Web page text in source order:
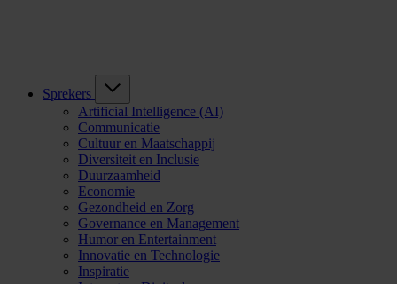
Sprekers
Artificial Intelligence (AI)
Communicatie
Cultuur en Maatschappij
Diversiteit en Inclusie
Duurzaamheid
Economie
Gezondheid en Zorg
Governance en Management
Humor en Entertainment
Innovatie en Technologie
Inspiratie